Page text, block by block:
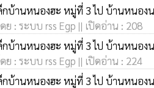
กบ้านหนองฮะ หมู่ที่ 3 ไป บ้านหนอง
: ระบบ rss Egp || เปิดอ่าน : 208
กบ้านหนองฮะ หมู่ที่ 3 ไป บ้านหนอง
: ระบบ rss Egp || เปิดอ่าน : 224
กบ้านหนองฮะ หมู่ที่ 3 ไป บ้านหนอง